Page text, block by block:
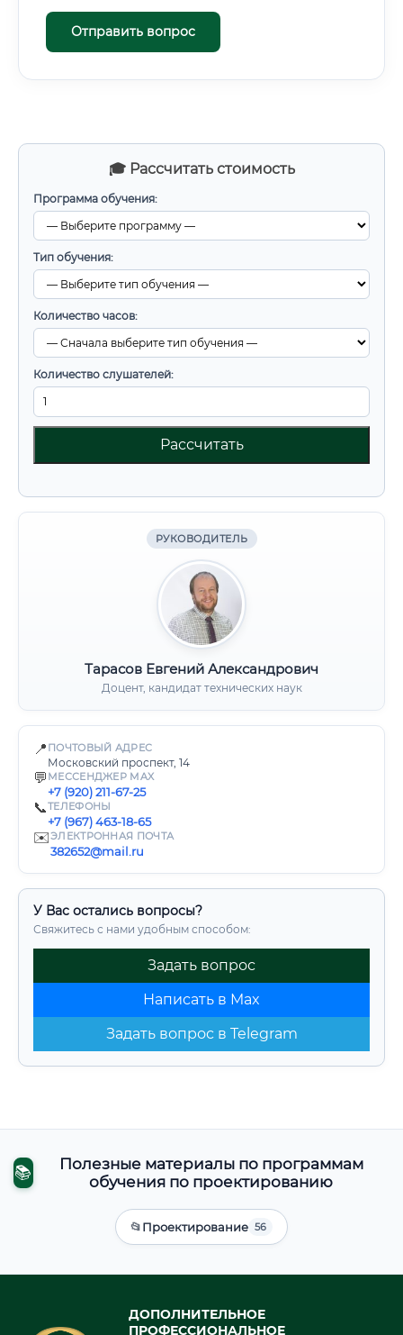
🎓 Рассчитать стоимость
Программа обучения:
Тип обучения:
Количество часов:
Количество слушателей:
Рассчитать
РУКОВОДИТЕЛЬ
Тарасов Евгений Александрович
Доцент, кандидат технических наук
📍 ПОЧТОВЫЙ АДРЕС
Московский проспект, 14
💬 МЕССЕНДЖЕР MAX
+7 (920) 211-67-25
📞ТЕЛЕФОНЫ
+7 (967) 463-18-65
✉️ЭЛЕКТРОННАЯ ПОЧТА
382652@mail.ru
У Вас остались вопросы?
Свяжитесь с нами удобным способом:
Задать вопрос
Написать в Max
Задать вопрос в Telegram
Отправить вопрос
📚
Полезные материалы по программам
обучения по проектированию
📂Проектирование 56
ДОПОЛНИТЕЛЬНОЕ
ПРОФЕССИОНАЛЬНОЕ